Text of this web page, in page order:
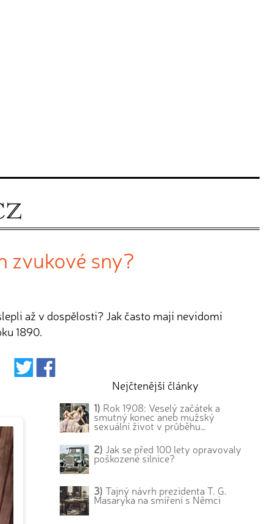
zvukové sny?
až v dospělosti? Jak často mají nevidomí
1890.
Nejčtenější články
1) Rok 1908: Veselý začátek a
smutný konec aneb mužský
sexuální život v průběhu…
2) Jak se před 100 lety opravovaly
poškozené silnice?
3) Tajný návrh prezidenta T. G.
Masaryka na smíření s Němci